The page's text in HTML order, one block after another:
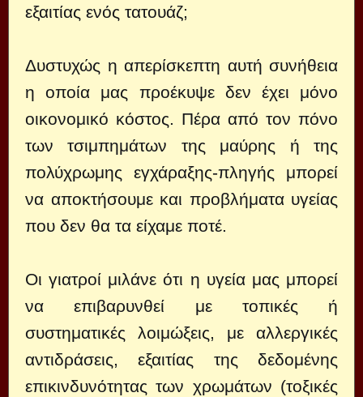
εξαιτίας ενός τατουάζ;
Δυστυχώς η απερίσκεπτη αυτή συνήθεια
η οποία μας προέκυψε δεν έχει μόνο
οικονομικό κόστος. Πέρα από τον πόνο
των τσιμπημάτων της μαύρης ή της
πολύχρωμης εγχάραξης-πληγής μπορεί
να αποκτήσουμε και προβλήματα υγείας
που δεν θα τα είχαμε ποτέ.
Οι γιατροί μιλάνε ότι η υγεία μας μπορεί
να επιβαρυνθεί με τοπικές ή
συστηματικές λοιμώξεις, με αλλεργικές
αντιδράσεις, εξαιτίας της δεδομένης
επικινδυνότητας των χρωμάτων (τοξικές